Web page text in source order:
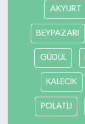
AKYURT
BEYPAZARI
GÜDÜL
KALECİK
POLATLI